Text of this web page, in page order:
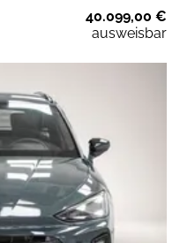
40.099,00 €
ausweisbar